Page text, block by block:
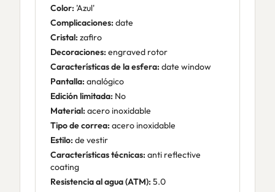
Color: 'Azul'
Complicaciones: date
Cristal: zafiro
Decoraciones: engraved rotor
Características de la esfera: date window
Pantalla: analógico
Edición limitada: No
Material: acero inoxidable
Tipo de correa: acero inoxidable
Estilo: de vestir
Características técnicas: anti reflective
coating
Resistencia al agua (ATM): 5.0